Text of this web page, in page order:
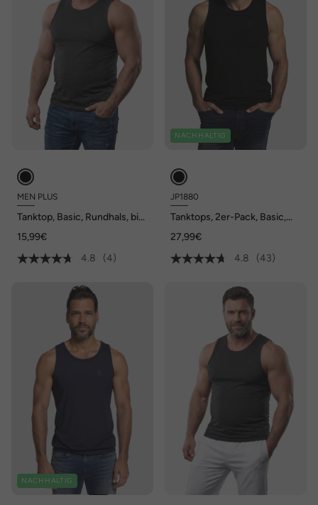
MEN PLUS
Tanktop, Basic, Rundhals, bis
15,99€
4.8
(4)
NACHHALTIG
JP1880
Tanktops, 2er-Pack, Basic,
27,99€
4.8
(43)
NACHHALTIG